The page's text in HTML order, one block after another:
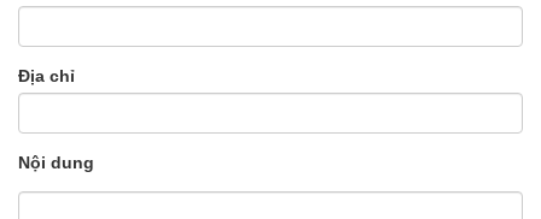
Địa chỉ
Nội dung